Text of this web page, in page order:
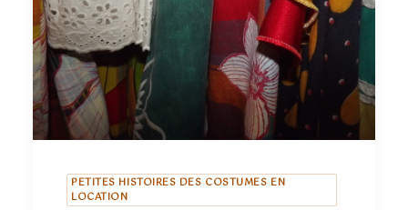
PETITES HISTOIRES DES COSTUMES EN
LOCATION